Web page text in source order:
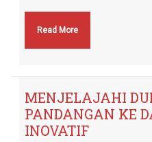
Read More
MENJELAJAHI
PANDANGAN KE
INOVATIF